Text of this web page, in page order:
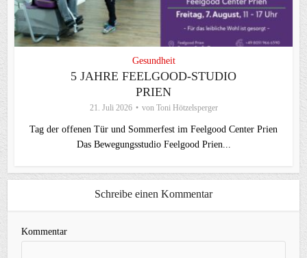
Gesundheit
5 JAHRE FEELGOOD-STUDIO
PRIEN
21. Juli 2026 von Toni Hötzelsperger
Tag der offenen Tür und Sommerfest im Feelgood Center Prien
Das Bewegungsstudio Feelgood Prien...
Schreibe einen Kommentar
Kommentar